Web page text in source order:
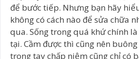
để bước tiếp. Nhưng bạn hãy
không có cách nào để sửa chữa
qua. Sống trong quá khứ chính
tại. Cầm được thì cũng nên
trong tay chấp niệm cũng chỉ có